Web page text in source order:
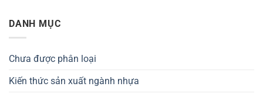
DANH MỤC
Chưa được phân loại
Kiến thức sản xuất ngành nhựa